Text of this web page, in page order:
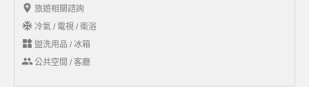
add_location 旅遊相關諮詢
ac_unit 冷氣 / 電視 / 衛浴
widgets 盥洗用品 / 冰箱
group公共空間 / 客廳